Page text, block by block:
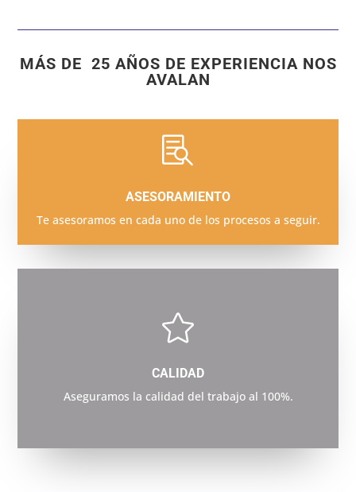
MÁS DE 25 AÑOS DE EXPERIENCIA NOS
AVALAN

ASESORAMIENTO
Te asesoramos en cada uno de los procesos a seguir.

CALIDAD
Aseguramos la calidad del trabajo al 100%.